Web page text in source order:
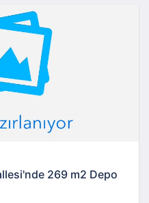
269 m2 Depo